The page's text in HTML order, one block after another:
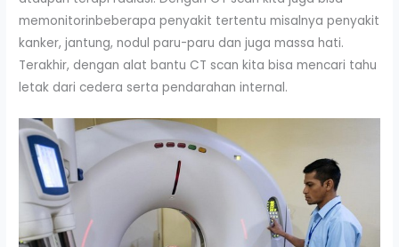
memonitorinbeberapa penyakit tertentu misalnya penyakit
kanker, jantung, nodul paru-paru dan juga massa hati.
Terakhir, dengan alat bantu CT scan kita bisa mencari tahu
letak dari cedera serta pendarahan internal.